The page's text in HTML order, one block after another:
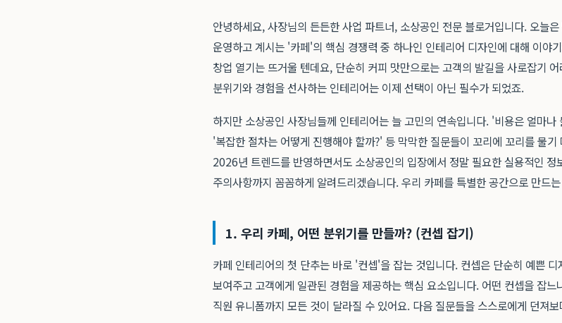
안녕하세요, 사장님의 든든한 사업 파트너, 소상공인 전문 블로거입니다. 오늘
운영하고 계시는 '카페'의 핵심 경쟁력 중 하나인 인테리어 디자인에 대해 이야
창업 열기는 뜨거울 텐데요, 단순히 커피 맛만으로는 고객의 발길을 사로잡기
분위기와 경험을 선사하는 인테리어는 이제 선택이 아닌 필수가 되었죠.
하지만 소상공인 사장님들께 인테리어는 늘 고민의 연속입니다. '비용은 얼마
'복잡한 절차는 어떻게 진행해야 할까?' 등 막막한 질문들이 꼬리에 꼬리를 물
2026년 트렌드를 반영하면서도 소상공인의 입장에서 정말 필요한 실용적인 정
주의사항까지 꼼꼼하게 알려드리겠습니다. 우리 카페를 특별한 공간으로 만드
1. 우리 카페, 어떤 분위기를 만들까? (컨셉 잡기)
카페 인테리어의 첫 단추는 바로 '컨셉'을 잡는 것입니다. 컨셉은 단순히 예쁜
보여주고 고객에게 일관된 경험을 제공하는 핵심 요소입니다. 어떤 컨셉을 잡
직원 유니폼까지 모든 것이 달라질 수 있어요. 다음 질문들을 스스로에게 던져